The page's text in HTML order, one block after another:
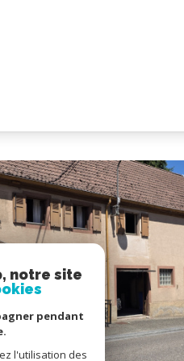
notre site
pendant
l'utilisation des